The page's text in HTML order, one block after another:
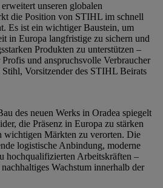
unseren globalen
die Position von STIHL im schnell
Es ist ein wichtiger Baustein, um
in Europa langfristige zu sichern und
Produkten zu unterstützen –
und anspruchsvolle Verbraucher
Vorsitzender des STIHL Beirats
des neuen Werks in Oradea spiegelt
die Präsenz in Europa zu stärken
wichtigen Märkten zu verorten. Die
logistische Anbindung, moderne
hochqualifizierten Arbeitskräften –
Wachstum innerhalb der